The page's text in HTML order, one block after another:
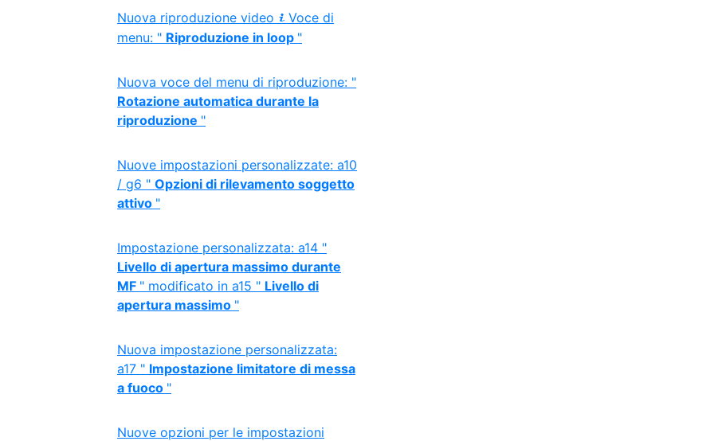
Nuova riproduzione video i Voce di
menu: " Riproduzione in loop "
Nuova voce del menu di riproduzione: "
Rotazione automatica durante la
riproduzione "
Nuove impostazioni personalizzate: a10
/ g6 " Opzioni di rilevamento soggetto
attivo "
Impostazione personalizzata: a14 "
Livello di apertura massimo durante
MF " modificato in a15 " Livello di
apertura massimo "
Nuova impostazione personalizzata:
a17 " Impostazione limitatore di messa
a fuoco "
Nuove opzioni per le impostazioni